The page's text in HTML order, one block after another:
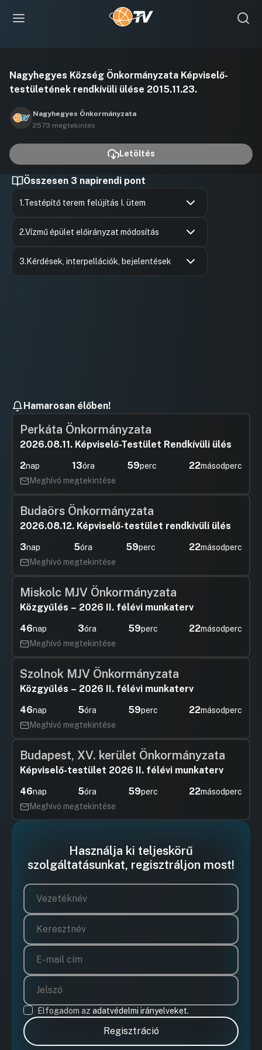
lejátszása
Nagyhegyes Község Önkormányzata Képviselő-
testületének rendkívüli ülése 2015.11.23.
Nagyhegyes Önkormányzata
2573 megtekintés
Letöltés
Összesen 3 napirendi pont
1.Testépítő terem felújítás I. ütem
2.Vízmű épület előirányzat módosítás
3.Kérdések, interpellációk, bejelentések
Hamarosan élőben!
Perkáta Önkormányzata
2026.08.11. Képviselő-Testület Rendkívüli ülés
2nap 13óra 59perc 22másodperc
Meghívó megtekintése
Budaörs Önkormányzata
2026.08.12. Képviselő-testület rendkívüli ülés
3nap 5óra 59perc 22másodperc
Meghívó megtekintése
Miskolc MJV Önkormányzata
Közgyűlés – 2026 II. félévi munkaterv
46nap 3óra 59perc 22másodperc
Meghívó megtekintése
Szolnok MJV Önkormányzata
Közgyűlés – 2026 II. félévi munkaterv
46nap 5óra 59perc 22másodperc
Meghívó megtekintése
Budapest, XV. kerület Önkormányzata
Képviselő-testület 2026 II. félévi munkaterv
46nap 5óra 59perc 22másodperc
Meghívó megtekintése
Használja ki teljeskörű
szolgáltatásunkat, regisztráljon most!
Elfogadom az adatvédelmi irányelveket.
Regisztráció